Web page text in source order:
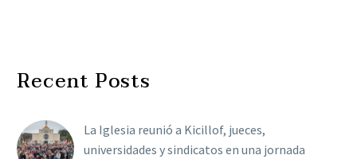
Recent Posts
La Iglesia reunió a Kicillof, jueces,
universidades y sindicatos en una jornada